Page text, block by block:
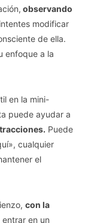
observando
modificar
de ella.
enfoque a la
en la mini-
puede ayudar a
Puede
cualquier
el
con la
en un